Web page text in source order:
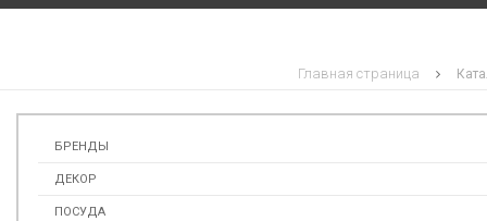
Главная страница
БРЕНДЫ
ДЕКОР
ПОСУДА